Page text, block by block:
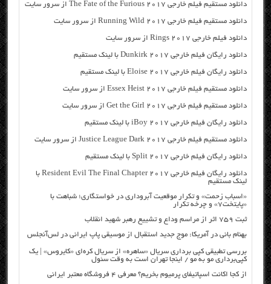
دانلود مستقیم فیلم خارجی The Fate of the Furious 2017 از سرور سایت
دانلود مستقیم فیلم خارجی Running Wild 2017 از سرور سایت
دانلود فیلم خارجی Rings 2017 از سرور سایت
دانلود رایگان فیلم خارجی Dunkirk 2017 با لینک مستقیم
دانلود رایگان فیلم خارجی Eloise 2017 با لینک مستقیم
دانلود مستقیم فیلم خارجی Essex Heist 2017 از سرور سایت
دانلود مستقیم فیلم خارجی Get the Girl 2017 از سرور سایت
دانلود رایگان فیلم خارجی iBoy 2017 با لینک مستقیم
دانلود مستقیم فیلم خارجی Justice League Dark 2017 از سرور سایت
دانلود رایگان فیلم خارجی Split 2017 با لینک مستقیم
دانلود رایگان فیلم خارجی Resident Evil The Final Chapter 2017 با
لینک مستقیم
«اسباب زحمت» و تکرار موقعیت آبروداری در خواستگاری؛ شباهت با
«پایتخت۷» و چرخه تکرار
ثبت ۷۵۹ اثر از مراسم وداع و تشییع رهبر شهید انقلاب
بهنام بانی در آمریکا: موج جدید استقبال از موسیقی پاپ ایرانی در لس‌آنجلس
بررسی تطبیقی کپی برداری سریال «ساهره» از سریال کره‌ای «کایروس» | یک
کپی‌برداری مو به مو / اینجا تهران است به وقت سئول
از کجا اکانت اسپاتیفای پرمیوم بخریم؟ معرفی ۴ فروشگاه معتبر ایرانی